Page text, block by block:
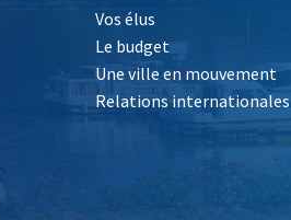
Vos élus
Le budget
Une ville en mouvement
Relations internationales
Ouvre une nouvelle fenêtre